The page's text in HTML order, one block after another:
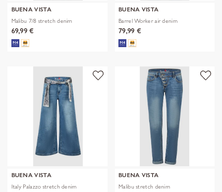
BUENA VISTA
Malibu 7/8 stretch denim
69,99 €
BUENA VISTA
Barrel Worker air denim
79,99 €
BUENA VISTA
Italy Palazzo stretch denim
BUENA VISTA
Malibu stretch denim